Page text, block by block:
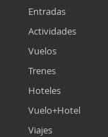
Entradas
Actividades
Vuelos
Trenes
Hoteles
Vuelo+Hotel
Viajes